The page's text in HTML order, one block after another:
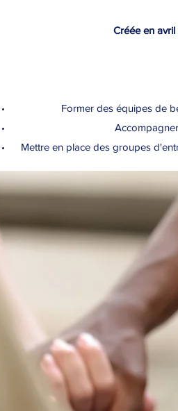
Créée en
Former des équipes de
Mettre en place des groupes